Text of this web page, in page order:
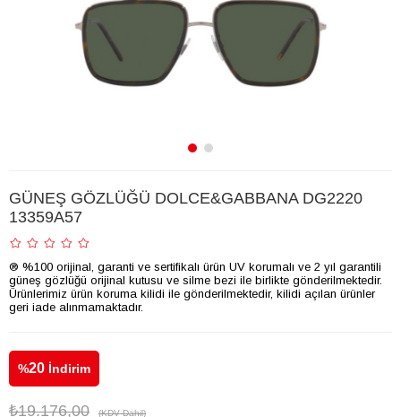
GÜNEŞ GÖZLÜĞÜ DOLCE&GABBANA DG2220
13359A57
® %100 orijinal, garanti ve sertifikalı ürün UV korumalı ve 2 yıl garantili
güneş gözlüğü orijinal kutusu ve silme bezi ile birlikte gönderilmektedir.
Ürünlerimiz ürün koruma kilidi ile gönderilmektedir, kilidi açılan ürünler
geri iade alınmamaktadır.
%20 İndirim
₺19.176,00 (KDV Dahil)